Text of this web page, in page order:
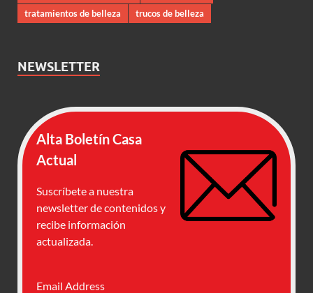
tratamientos de belleza
trucos de belleza
NEWSLETTER
Alta Boletín Casa
Actual
Suscríbete a nuestra
newsletter de contenidos y
recibe información
actualizada.
Email Address